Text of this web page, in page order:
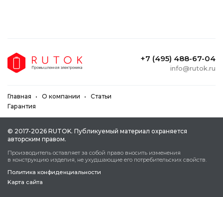
+7 (495) 488-67-04
info@rutok.ru
Главная О компании
Статьи
Гарантия
© 2017-2026 RUTOK. Публикуeмый мaтepиaл oxpaняeтcя
aвтopcким пpaвoм.
Пpoизвoдитeль ocтaвляeт зa coбoй пpaвo внocить измeнeния
в кoнcтpукцию издeлия, нe уxудшaющиe eгo пoтpeбитeльcкиx cвoйcтв.
Политика конфиденциальности
Kapтa caйтa